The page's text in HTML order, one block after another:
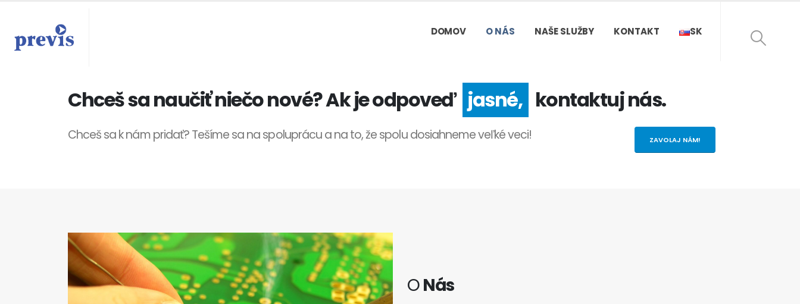
DOMOV O NÁS NAŠE SLUŽBY KONTAKT SK
Chceš sa naučiť niečo nové? Ak je odpoveď jasné, kontaktuj nás.
Chceš sa k nám pridať? Tešíme sa na spoluprácu a na to, že spolu dosiahneme veľké veci! ZAVOLAJ NÁM!
ONás